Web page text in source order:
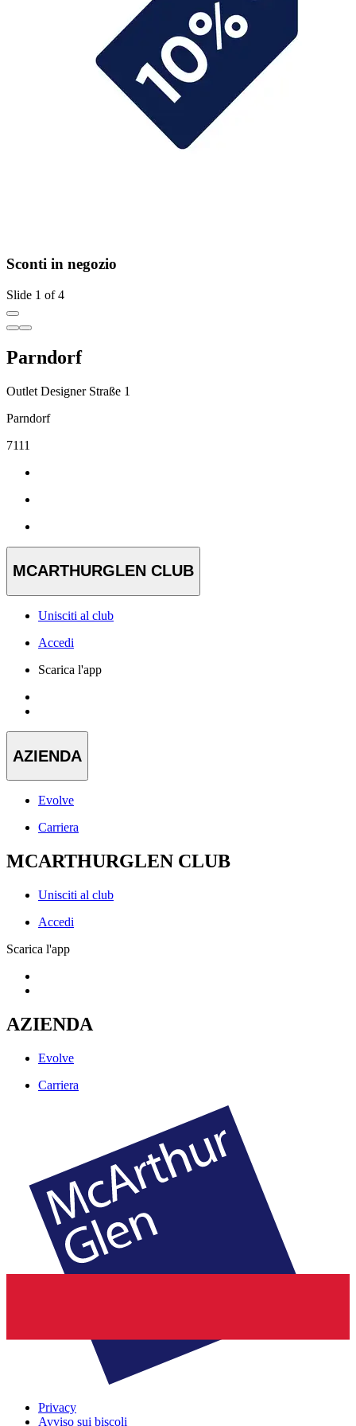
Sconti in negozio
Slide 1 of 4
Parndorf
Outlet Designer Straße 1
Parndorf
7111
MCARTHURGLEN CLUB
Unisciti al club
Accedi
Scarica l'app
AZIENDA
Evolve
Carriera
MCARTHURGLEN CLUB
Unisciti al club
Accedi
Scarica l'app
AZIENDA
Evolve
Carriera
Privacy
Avviso sui biscoli